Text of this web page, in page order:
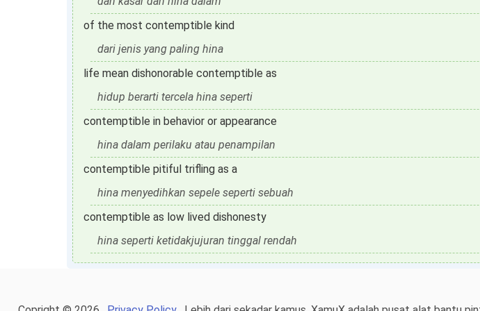
of the most contemptible kind
dari jenis yang paling hina
life mean dishonorable contemptible as
hidup berarti tercela hina seperti
contemptible in behavior or appearance
hina dalam perilaku atau penampilan
contemptible pitiful trifling as a
hina menyedihkan sepele seperti sebuah
contemptible as low lived dishonesty
hina seperti ketidakjujuran tinggal rendah